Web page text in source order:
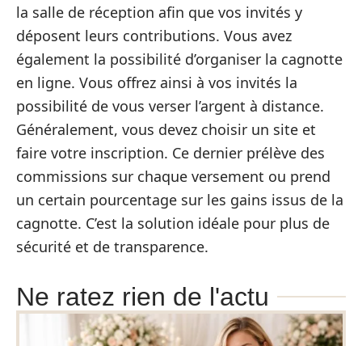
la salle de réception afin que vos invités y
déposent leurs contributions. Vous avez
également la possibilité d’organiser la cagnotte
en ligne. Vous offrez ainsi à vos invités la
possibilité de vous verser l’argent à distance.
Généralement, vous devez choisir un site et
faire votre inscription. Ce dernier prélève des
commissions sur chaque versement ou prend
un certain pourcentage sur les gains issus de la
cagnotte. C’est la solution idéale pour plus de
sécurité et de transparence.
Ne ratez rien de l'actu